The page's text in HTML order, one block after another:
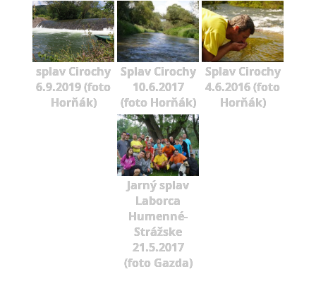
splav Cirochy
6.9.2019 (foto
Horňák)
Splav Cirochy
10.6.2017
(foto Horňák)
Splav Cirochy
4.6.2016 (foto
Horňák)
Jarný splav
Laborca
Humenné-
Strážske
21.5.2017
(foto Gazda)